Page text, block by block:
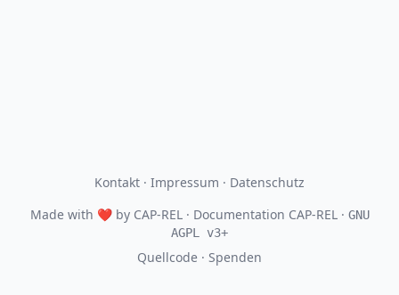
Kontakt · Impressum · Datenschutz
Made with ❤by CAP-REL· Documentation CAP-REL · GNU
AGPL v3+
Quellcode · Spenden